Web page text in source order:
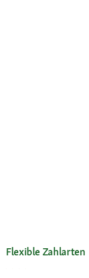
Flexible Zahlarten